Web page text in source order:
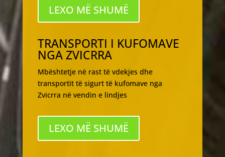
LEXO MË SHUMË
TRANSPORTI I KUFOMAVE
NGA ZVICRRA
Mbështetje në rast të vdekjes dhe
transportit të sigurt të kufomave nga
Zvicrra në vendin e lindjes
LEXO MË SHUMË